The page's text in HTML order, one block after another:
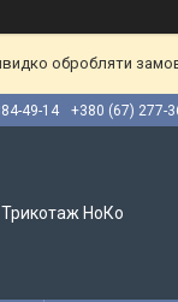
обробляти
49-14 +380 (67) 277-
НоКо